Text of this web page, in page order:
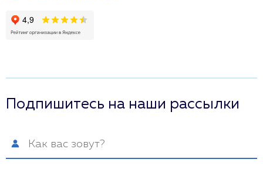
Подпишитесь на наши рассылки